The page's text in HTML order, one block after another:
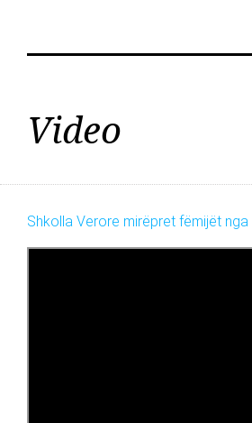
Video
Shkolla Verore mirëpret fëmijët